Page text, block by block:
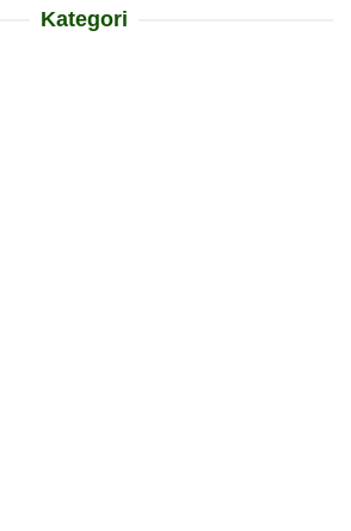
Kategori